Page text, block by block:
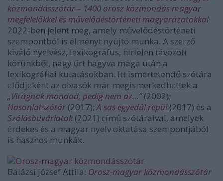
közmondásszótár – 1400 orosz közmondás magyar
megfelelőkkel és művelődéstörténeti magyarázatokkal
2022-ben jelent meg, amely művelődéstörténeti
szempontból is élményt nyújtó munka. A szerző
kiváló nyelvész, lexikográfus, hirtelen távozott
körünkből, nagy űrt hagyva maga után a
lexikográfiai kutatásokban. Itt ismertetendő szótára
elődjeként az olvasók már megismerkedhettek a
„Virágnak mondod, pedig nem az…”(2002);
Hasonlatszótár (2017);A sas egyedül repül(2017) és a
Szólásbúvárlatok (2021) című szótáraival, amelyek
érdekes és a magyar nyelv oktatása szempontjából
is hasznos munkák.
Balázsi József Attila: Orosz-magyar közmondásszótár